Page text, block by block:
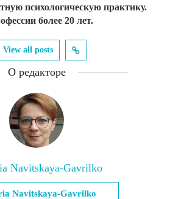
психологическую практику.
более 20 лет.
View all posts
О редакторе
Navitskaya-Gavrilko
Navitskaya-Gavrilko